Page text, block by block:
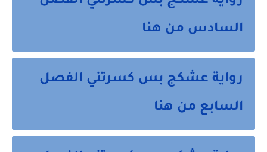
السادس من هنا
رواية عشكج بس كسرتني الفصل
السابع من هنا